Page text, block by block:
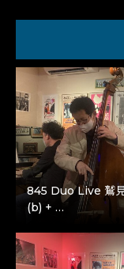
845 Duo Live 鷲
(b) + …